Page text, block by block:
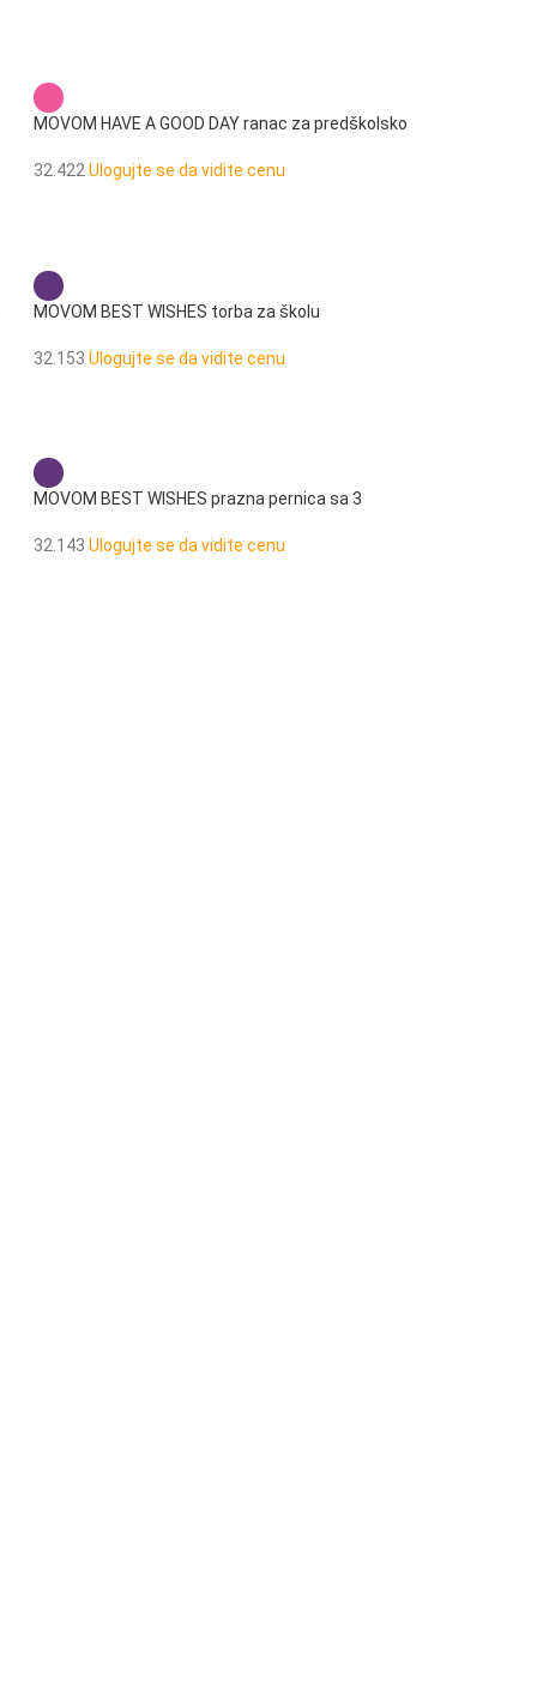
MOVOM HAVE A GOOD DAY ranac za predškolsko
32.422 Ulogujte se da vidite cenu
MOVOM BEST WISHES torba za školu
32.153 Ulogujte se da vidite cenu
MOVOM BEST WISHES prazna pernica sa 3
32.143 Ulogujte se da vidite cenu